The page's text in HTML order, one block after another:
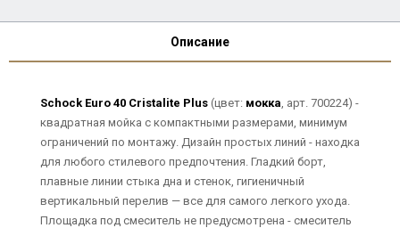
Описание
Schock Euro 40 Cristalite Plus (цвет: мокка, арт. 700224) -
квадратная мойка с компактными размерами, минимум
ограничений по монтажу. Дизайн простых линий - находка
для любого стилевого предпочтения. Гладкий борт,
плавные линии стыка дна и стенок, гигиеничный
вертикальный перелив — все для самого легкого ухода.
Площадка под смеситель не предусмотрена - смеситель